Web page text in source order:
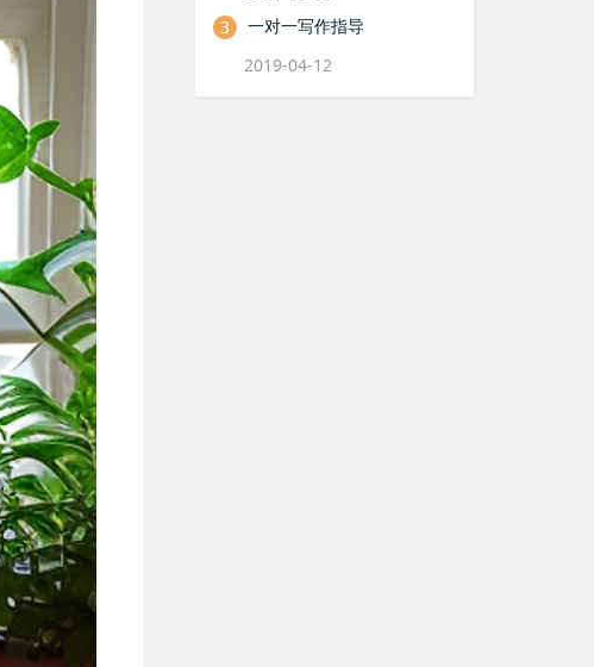
3
一对一写作指导
2019-04-12